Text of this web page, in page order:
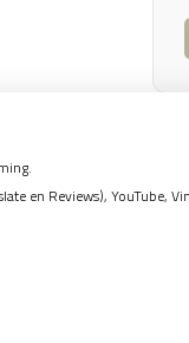
en Reviews), YouTube,